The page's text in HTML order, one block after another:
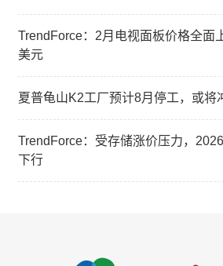
TrendForce：2月电视面板价格全面
美元
夏普龟山K2工厂预计8月停工，或将
TrendForce：受存储涨价压力，
下行